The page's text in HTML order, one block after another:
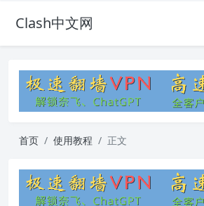
Clash中文网
首页 使用教程 正文